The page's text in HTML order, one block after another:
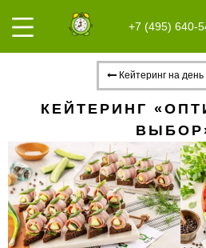
+7 (495) 640-
Кейтеринг на
КЕЙТЕРИНГ